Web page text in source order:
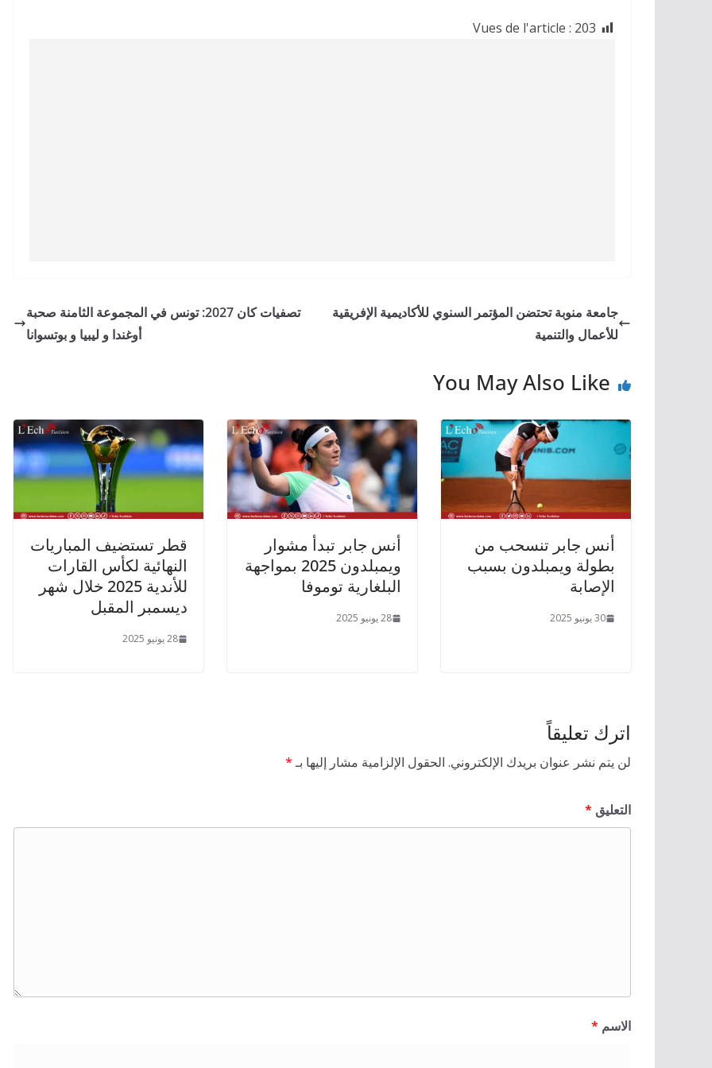
Vues de l'article : 203
جامعة منوبة تحتضن المؤتمر السنوي للأكاديمية الإفريقية
للأعمال والتنمية
تصفيات كان 2027: تونس في المجموعة الثامنة صحبة
أوغندا و ليبيا و بوتسوانا
You May Also Like
أنس جابر تنسحب من
بطولة ويمبلدون بسبب
الإصابة
30 يونيو 2025
أنس جابر تبدأ مشوار
ويمبلدون 2025 بمواجهة
البلغارية توموفا
28 يونيو 2025
قطر تستضيف المباريات
النهائية لكأس القارات
للأندية 2025 خلال شهر
ديسمبر المقبل
28 يونيو 2025
اترك تعليقاً
لن يتم نشر عنوان بريدك الإلكتروني. الحقول الإلزامية مشار إليها بـ*
التعليق *
الاسم *